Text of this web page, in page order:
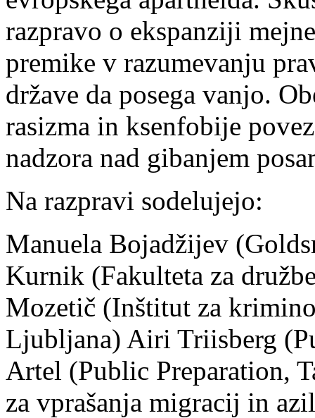
razpravo o ekspanziji
premike v razumevanju
države da posega vanjo.
rasizma in ksenfobije
nadzora nad gibanjem
Na razpravi sodelujejo:
Manuela Bojadžijev
Kurnik (Fakulteta za
Mozetič (Inštitut za
Ljubljana) Airi Triisberg
Artel (Public Preparation,
za vprašanja migracij in